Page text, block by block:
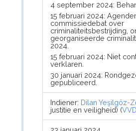
4 september 2024:
15 februari 2024:
commissiedebat over
criminaliteitsbestrijding,
georganiseerde
2024.
15 februari 2024: Niet
verklaren.
30 januari 2024:
gepubliceerd.
Indiener: Dilan Yeşilgöz-
justitie en veiligheid) (